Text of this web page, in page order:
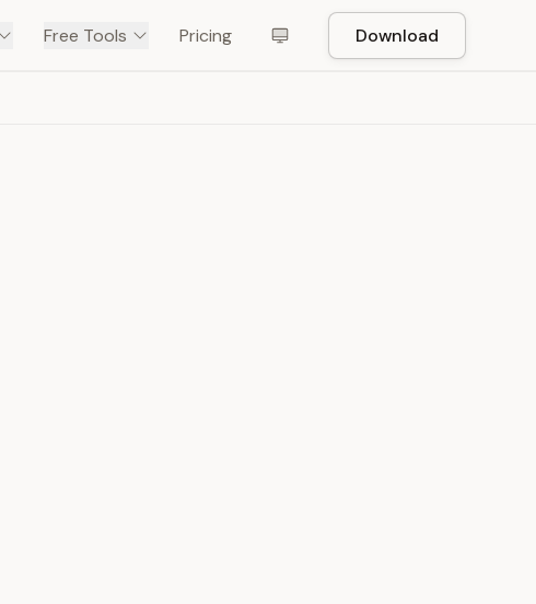
Free Tools Pricing Download